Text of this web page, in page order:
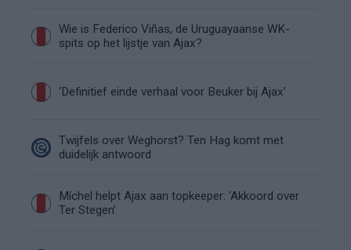
Wie is Federico Viñas, de Uruguayaanse WK-
spits op het lijstje van Ajax?
‘Definitief einde verhaal voor Beuker bij Ajax’
Twijfels over Weghorst? Ten Hag komt met
duidelijk antwoord
Míchel helpt Ajax aan topkeeper: ‘Akkoord over
Ter Stegen’